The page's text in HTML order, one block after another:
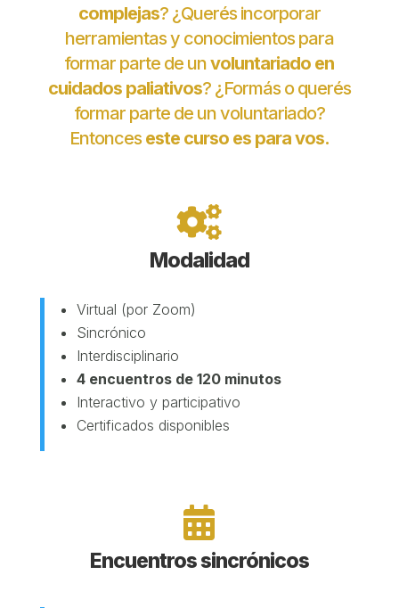
complejas? ¿Querés incorporar
herramientas y conocimientos para
formar parte de unvoluntariado en
cuidados paliativos? ¿Formás o querés
formar parte de un voluntariado?
Entonceseste curso es para vos.

Modalidad
Virtual (por Zoom)
Sincrónico
Interdisciplinario
4 encuentros de 120 minutos
Interactivo y participativo
Certificados disponibles

Encuentros sincrónicos